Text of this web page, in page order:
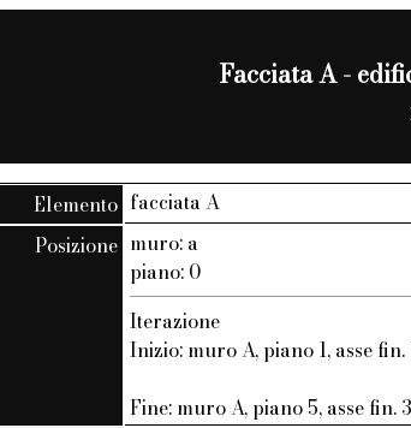
Facciata A -
Elemento facciata A
Posizione muro: a
piano: 0
Iterazione
Inizio: muro A, piano 1, asse fin.
Fine: muro A, piano 5, asse fin. 3